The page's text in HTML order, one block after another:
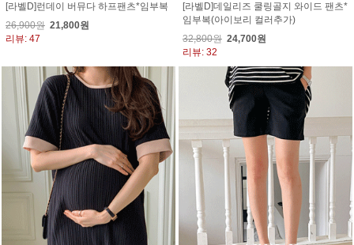
[라벨D]런데이 버뮤다 하프팬츠*임부복
26,900원 21,800원
리뷰: 47
[라벨D]데일리즈 쿨링골지 와이드 팬츠*
임부복(아이보리 컬러추가)
32,800원 24,700원
리뷰: 32